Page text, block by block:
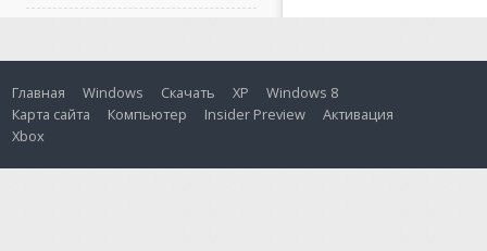
Главная Windows Скачать XP
Windows 8
Карта сайта
Компьютер Insider Preview
Активация
Xbox